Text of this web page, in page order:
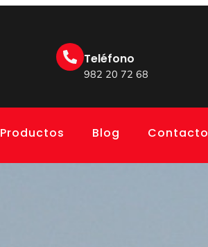
Teléfono
982 20 72 68
Productos Blog Contacto